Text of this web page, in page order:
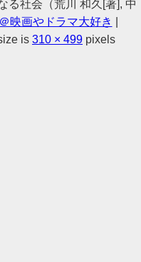
る社会（荒川 和久[著], 中
映画やドラマ大好き
is 310 × 499 pixels